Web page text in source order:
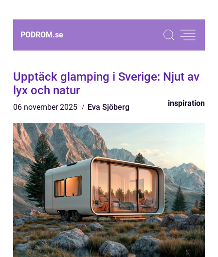
PODROM.se
Upptäck glamping i Sverige: Njut av
lyx och natur
06 november 2025 Eva Sjöberg inspiration